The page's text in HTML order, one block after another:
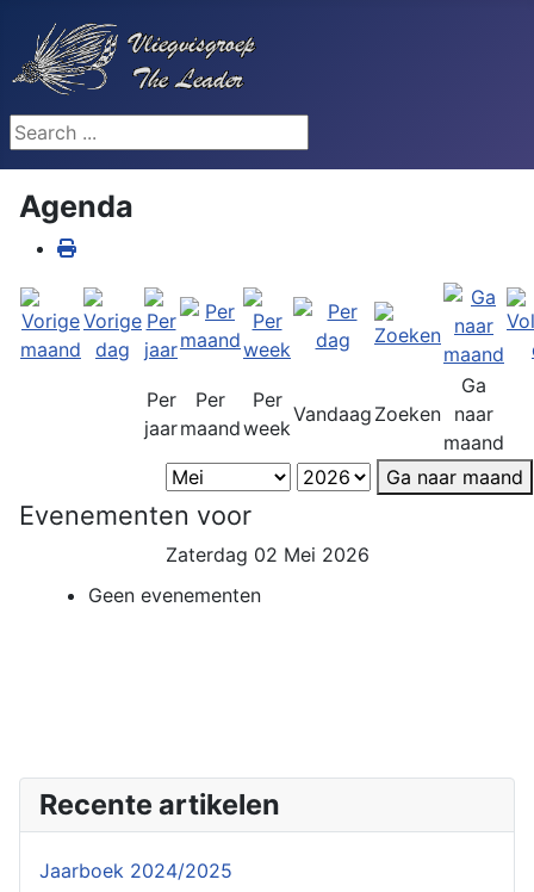
Search ...
Agenda
Per
jaar
Per
maand
Per
week
Vandaag Zoeken
Ga
naar
maand
Ga naar maand
Evenementen voor
Zaterdag 02 Mei 2026
Geen evenementen
Recente artikelen
Jaarboek 2024/2025